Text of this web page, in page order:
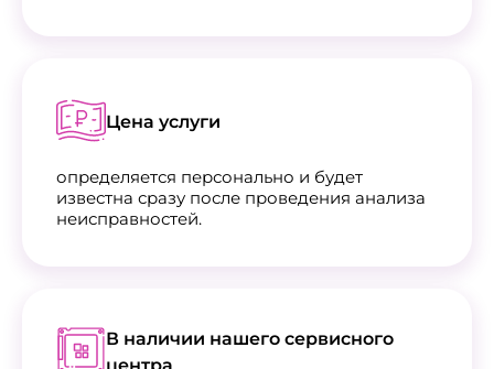
Цена услуги
определяется персонально и будет
известна сразу после проведения анализа
неисправностей.
В наличии нашего сервисного